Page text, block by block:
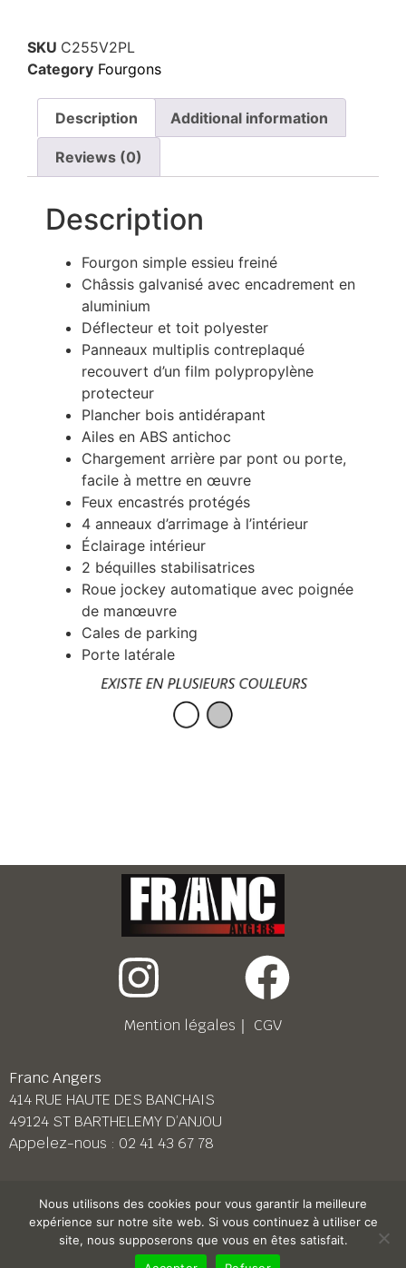
SKU C255V2PL
Category Fourgons
Description Additional information
Reviews (0)
Description
Fourgon simple essieu freiné
Châssis galvanisé avec encadrement en
aluminium
Déflecteur et toit polyester
Panneaux multiplis contreplaqué
recouvert d’un film polypropylène
protecteur
Plancher bois antidérapant
Ailes en ABS antichoc
Chargement arrière par pont ou porte,
facile à mettre en œuvre
Feux encastrés protégés
4 anneaux d’arrimage à l’intérieur
Éclairage intérieur
2 béquilles stabilisatrices
Roue jockey automatique avec poignée
de manœuvre
Cales de parking
Porte latérale
Mention légales ｜ CGV
Franc Angers
414 RUE HAUTE DES BANCHAIS
49124 ST BARTHELEMY D’ANJOU
Appelez-nous : 02 41 43 67 78
Franc Le Mans
158 BD PIERRE LEFAUCHEUX
72230 ARNAGE
02 43 87 38 08
Nous utilisons des cookies pour vous garantir la meilleure
expérience sur notre site web. Si vous continuez à utiliser ce
site, nous supposerons que vous en êtes satisfait.